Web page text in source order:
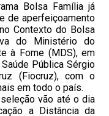
Bolsa Família já
de aperfeiçoamento
Contexto do Bolsa
do Ministério do
à Fome (MDS), em
Pública Sérgio
(Fiocruz), com o
em todo o país.
vão até o dia
a Distância da